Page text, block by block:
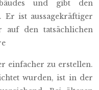
und gibt den
Er ist aussagekräftiger
auf den tatsächlichen
einfacher zu erstellen.
wurden, ist in der